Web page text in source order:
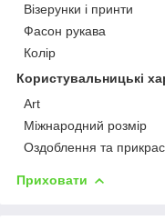
Візерунки і принти
Фасон рукава
Колір
Користувальницькі
Art
Міжнародний розмір
Оздоблення та
Приховати